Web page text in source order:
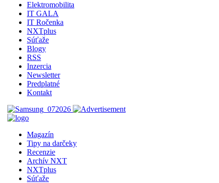
Elektromobilita
IT GALA
IT Ročenka
NXTplus
Súťaže
Blogy
RSS
Inzercia
Newsletter
Predplatné
Kontakt
Magazín
Tipy na darčeky
Recenzie
Archív NXT
NXTplus
Súťaže